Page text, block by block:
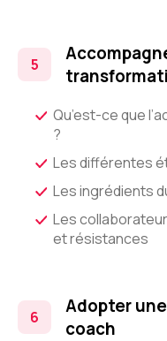
Qu’est-ce que
?
Les différentes
Les ingrédients
Les
et résistances
Adopter
coach